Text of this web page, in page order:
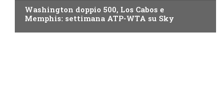
Washington doppio 500, Los Cabos e
Memphis: settimana ATP-WTA su Sky